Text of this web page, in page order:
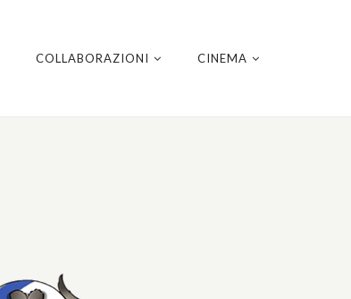
COLLABORAZIONI CINEMA